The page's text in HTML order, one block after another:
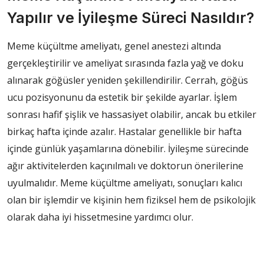
Yapılır ve İyileşme Süreci Nasıldır?
Meme küçültme ameliyatı, genel anestezi altında
gerçekleştirilir ve ameliyat sırasında fazla yağ ve doku
alınarak göğüsler yeniden şekillendirilir. Cerrah, göğüs
ucu pozisyonunu da estetik bir şekilde ayarlar. İşlem
sonrası hafif şişlik ve hassasiyet olabilir, ancak bu etkiler
birkaç hafta içinde azalır. Hastalar genellikle bir hafta
içinde günlük yaşamlarına dönebilir. İyileşme sürecinde
ağır aktivitelerden kaçınılmalı ve doktorun önerilerine
uyulmalıdır. Meme küçültme ameliyatı, sonuçları kalıcı
olan bir işlemdir ve kişinin hem fiziksel hem de psikolojik
olarak daha iyi hissetmesine yardımcı olur.